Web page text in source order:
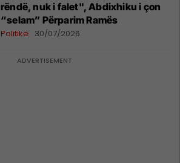
rëndë, nuk i falet", Abdixhiku i çon
“selam” Përparim Ramës
Politikë 30/07/2026